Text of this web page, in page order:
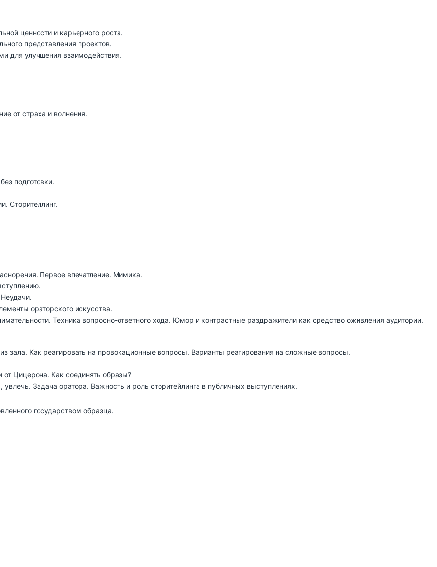
ценности и карьерного роста.
представления проектов.
для улучшения взаимодействия.
от страха и волнения.
подготовки.
Сторителлинг.
Первое впечатление. Мимика.
ораторского искусства.
Техника вопросно-ответного хода. Юмор и контрастные раздражители как средство оживления аудитории.
зала. Как реагировать на провокационные вопросы. Варианты реагирования на сложные вопросы.
от Цицерона. Как соединять образы?
увлечь. Задача оратора. Важность и роль сторитейлинга в публичных выступлениях.
государством образца.